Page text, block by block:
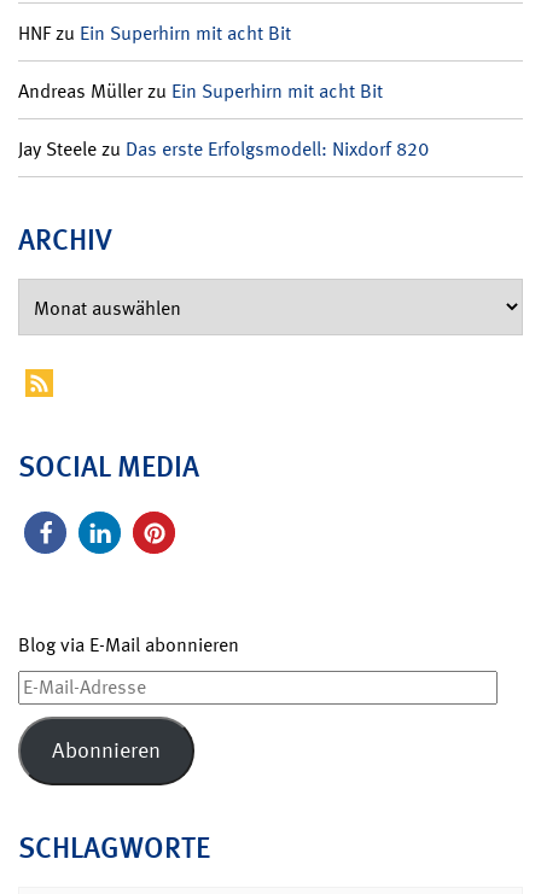
HNFzu Ein Superhirn mit acht Bit
Andreas Müllerzu Ein Superhirn mit acht Bit
Jay Steelezu Das erste Erfolgsmodell: Nixdorf 820
ARCHIV
SOCIAL MEDIA
Blog via E-Mail abonnieren
E-
Mail-
Adresse
Abonnieren
SCHLAGWORTE